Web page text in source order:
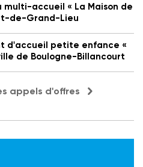
accueil « La Maison de
de-Grand-Lieu
d'accueil petite enfance «
de Boulogne-Billancourt
appels d'offres